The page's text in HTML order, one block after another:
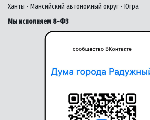
Ханты - Мансийский автономный округ - Югра
Мы исполняем 8-ФЗ